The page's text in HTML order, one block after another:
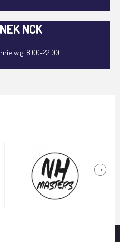
NCK
w g. 8.00-22.00